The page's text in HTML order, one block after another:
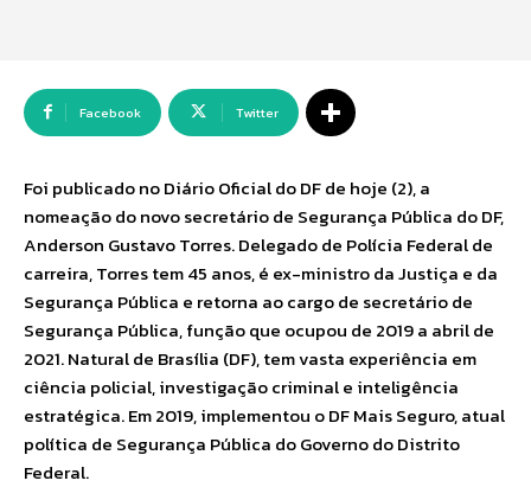
Facebook Twitter
Foi publicado no Diário Oficial do DF de hoje (2), a
nomeação do novo secretário de Segurança Pública do DF,
Anderson Gustavo Torres. Delegado de Polícia Federal de
carreira, Torres tem 45 anos, é ex-ministro da Justiça e da
Segurança Pública e retorna ao cargo de secretário de
Segurança Pública, função que ocupou de 2019 a abril de
2021. Natural de Brasília (DF), tem vasta experiência em
ciência policial, investigação criminal e inteligência
estratégica. Em 2019, implementou o DF Mais Seguro, atual
política de Segurança Pública do Governo do Distrito
Federal.